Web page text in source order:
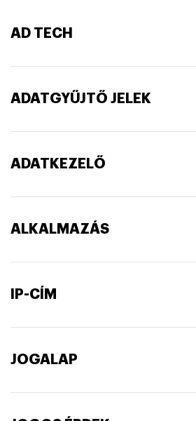
AD TECH
ADATGYŰJTŐ JELEK
ADATKEZELŐ
ALKALMAZÁS
IP-CÍM
JOGALAP